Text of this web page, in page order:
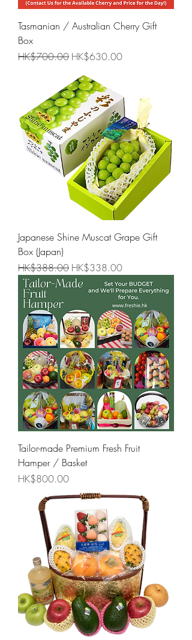
Tasmanian / Australian Cherry Gift
Box
一般價格
HK$700.00 促銷價格
HK$630.00
Japanese Shine Muscat Grape Gift
Box (Japan)
一般價格
HK$388.00 促銷價格
HK$338.00
Tailor-made Premium Fresh Fruit
Hamper / Basket
價格
HK$800.00